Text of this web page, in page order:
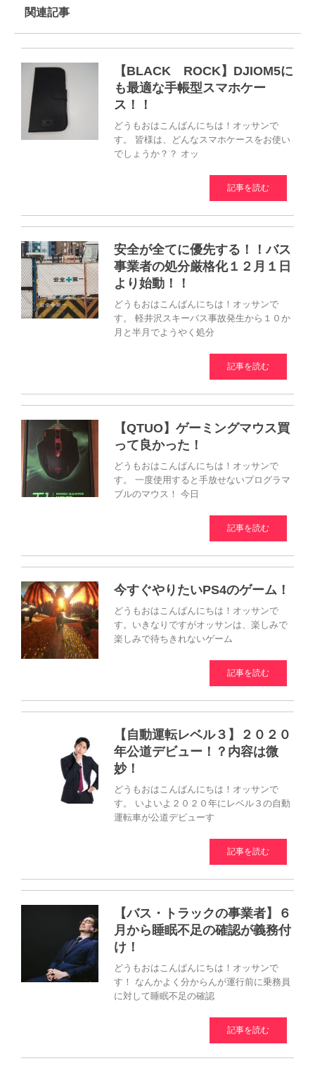
関連記事
【BLACK ROCK】DJIOM5に
も最適な手帳型スマホケー
ス！！
どうもおはこんばんにちは！オッサンで
す。 皆様は、どんなスマホケースをお使い
でしょうか？？ オッ
記事を読む
安全が全てに優先する！！バス
事業者の処分厳格化１２月１日
より始動！！
どうもおはこんばんにちは！オッサンで
す。 軽井沢スキーバス事故発生から１０か
月と半月でようやく処分
記事を読む
【QTUO】ゲーミングマウス買
って良かった！
どうもおはこんばんにちは！オッサンで
す。 一度使用すると手放せないプログラマ
ブルのマウス！ 今日
記事を読む
今すぐやりたいPS4のゲーム！
どうもおはこんばんにちは！オッサンで
す。いきなりですがオッサンは、楽しみで
楽しみで待ちきれないゲーム
記事を読む
【自動運転レベル３】２０２０
年公道デビュー！？内容は微
妙！
どうもおはこんばんにちは！オッサンで
す。 いよいよ２０２０年にレベル３の自動
運転車が公道デビューす
記事を読む
【バス・トラックの事業者】６
月から睡眠不足の確認が義務付
け！
どうもおはこんばんにちは！オッサンで
す！ なんかよく分からんが運行前に乗務員
に対して睡眠不足の確認
記事を読む